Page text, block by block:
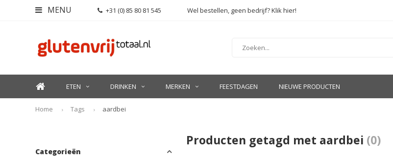
MENU +31 (0) 85 80 81 545 Wel bestellen, geen bedrijf? Klik hier!
ETEN DRINKEN MERKEN FEESTDAGEN NIEUWE PRODUCTEN
Home Tags aardbei
Categorieën
Producten getagd met aardbei (0)